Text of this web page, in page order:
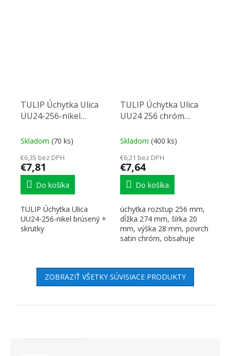
TULIP Úchytka Ulica
UU24-256-nikel
Skladom (70 ks)
€6,35 bez DPH
€7,81
Do košíka
TULIP Úchytka Ulica
UU24-256-nikel brúsený +
skrutky
TULIP Úchytka Ulica
UU24 256 chróm
Skladom (400 ks)
€6,21 bez DPH
€7,64
Do košíka
úchytka rozstup 256 mm,
dĺžka 274 mm, šírka 20
mm, výška 28 mm, povrch
satin chróm, obsahuje
ZOBRAZIŤ VŠETKY SÚVISIACE PRODUKTY